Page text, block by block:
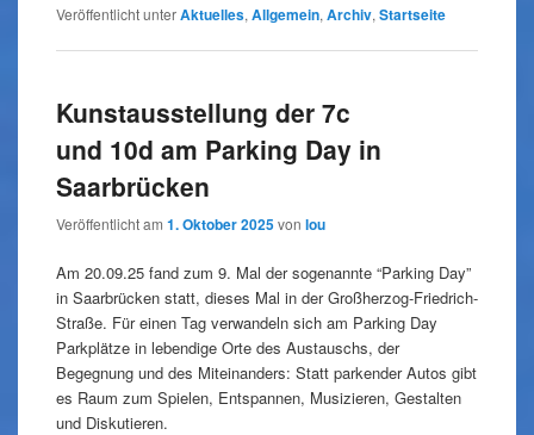
Veröffentlicht unterAktuelles, Allgemein, Archiv, Startseite
Kunstausstellung der 7c
und 10d am Parking Day in
Saarbrücken
Veröffentlicht am 1. Oktober 2025von lou
Am 20.09.25 fand zum 9. Mal der sogenannte “Parking Day”
in Saarbrücken statt, dieses Mal in der Großherzog-Friedrich-
Straße. Für einen Tag verwandeln sich am Parking Day
Parkplätze in lebendige Orte des Austauschs, der
Begegnung und des Miteinanders: Statt parkender Autos gibt
es Raum zum Spielen, Entspannen, Musizieren, Gestalten
und Diskutieren.